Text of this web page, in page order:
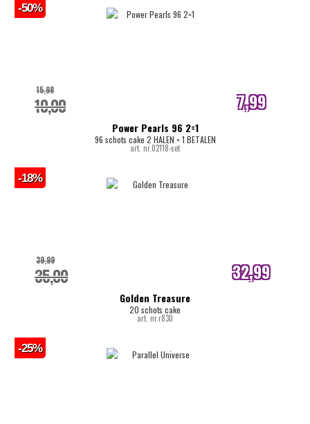
Power Pearls 96 2=1
96 schots cake 2 HALEN = 1 BETALEN
art. nr.02118-set
10,00
15,98 7,99
internetprijs
-50%
Golden Treasure
20 schots cake
art. nr.r830
35,00
39,99 32,99
internetprijs
-18%
-25%